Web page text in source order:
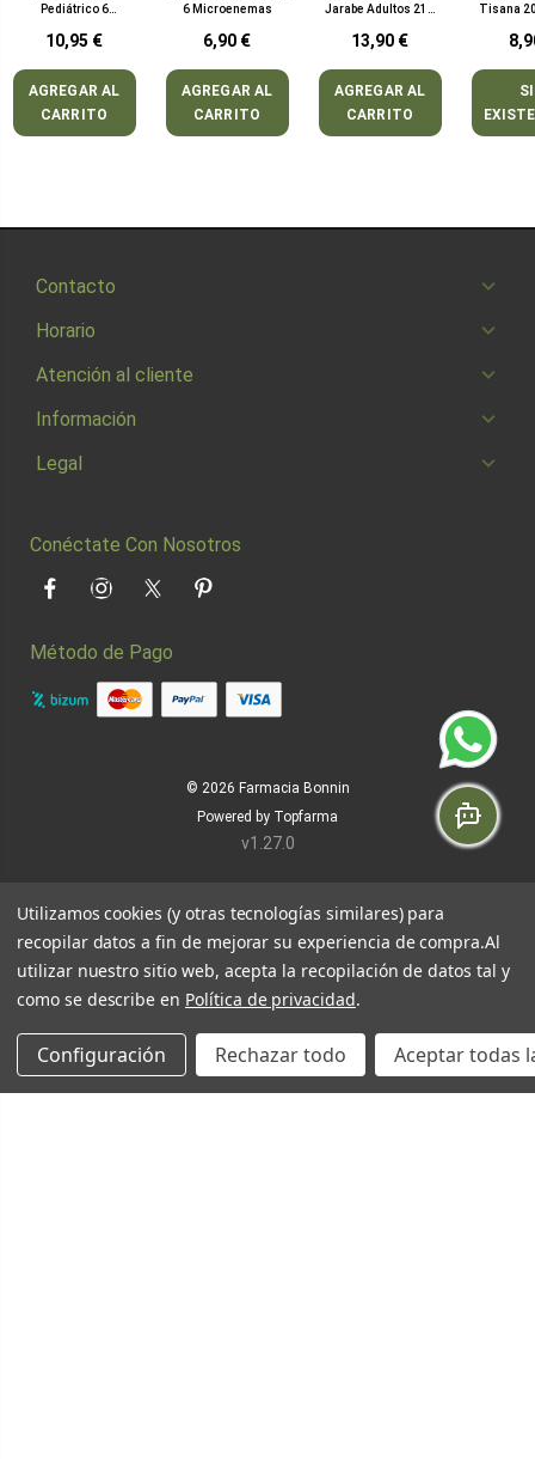
Pediátrico 6
10,95 €
AGREGAR AL
CARRITO
6 Microenemas
6,90 €
AGREGAR AL
CARRITO
Jarabe Adultos 210
13,90 €
AGREGAR AL
CARRITO
Tisana
Contacto
Horario
Atención al cliente
Información
Legal
Conéctate Con Nosotros
FacebookInstagramTwitter Pinterest
Método de Pago
© 2026 Farmacia Bonnin
Powered by Topfarma
v1.27.0
Utilizamos cookies (y otras tecnologías similares) para
recopilar datos a fin de mejorar su experiencia de compra.Al
utilizar nuestro sitio web, acepta la recopilación de datos tal y
como se describe en Política de privacidad.
Configuración Rechazar todo Aceptar todas